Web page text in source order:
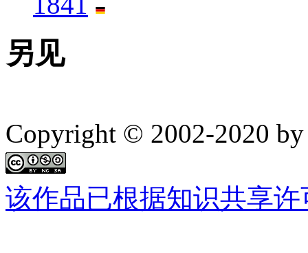
另见
Copyright © 2002-2020 by
该作品已根据知识共享